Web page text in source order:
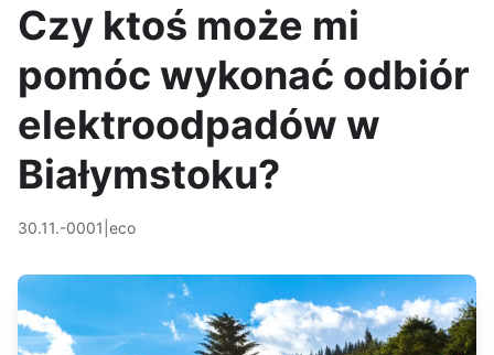
Czy ktoś może mi
pomóc wykonać odbiór
elektroodpadów w
Białymstoku?
30.11.-0001 eco